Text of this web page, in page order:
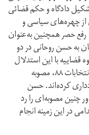
۸۸، از بهمن ماه ۸۹ بدون تشکیل دادگاه و حکم قضائی
چهره‌های سیاسی و
رفع حصر همچنین به‌عنوان
به حسن روحانی در دو
قوه قضاییه با این استدلال
که تصمیم به حصر رهبران معترضان به نتیجه انتخابات ۸۸، مصوبه
کرده‌اند. حسن
چنین مصوبه‌ای را رد
در این زمینه انجام